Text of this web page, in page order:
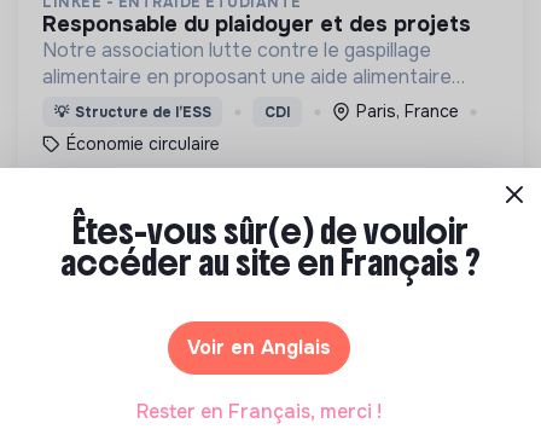
responsable du plaidoyer et des projets
Notre association lutte contre le gaspillage
alimentaire en proposant une aide alimentaire
durable pour les étudiants en situation de
précarité.
💡 Structure de l’ESS CDI
Paris, France
Économie circulaire
chargé.e de projet agroécologie
Êtes-vous sûr(e) de vouloir
accéder au site en Français ?
Voir en Anglais
Rester en Français, merci !